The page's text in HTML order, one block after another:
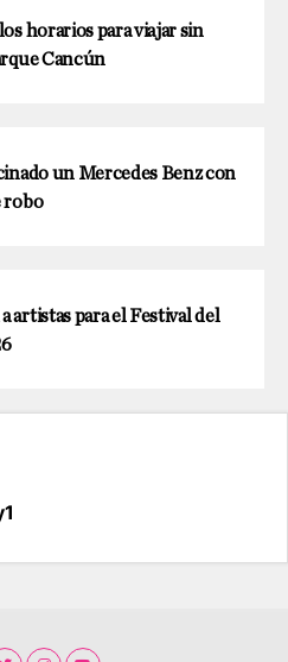
horarios para viajar sin
Cancún
un Mercedes Benz con
robo
artistas para el Festival del